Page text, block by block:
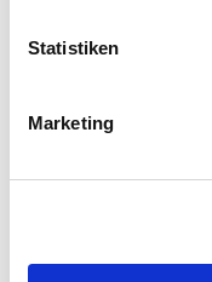
Statistiken
Marketing